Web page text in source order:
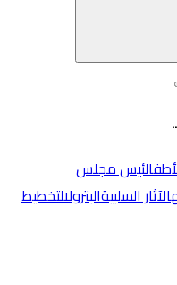
ئيس مجلس
الآثار السلبيةالبترولالتخطيط